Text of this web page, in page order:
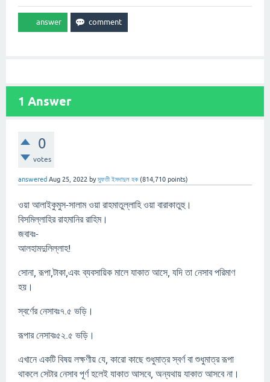
1 Answer
0
votes
answered Aug 25, 2022 byমুফতী ইমদাদুল হক (814,710 points)
ওয়া আলাইকুমুস-সালাম ওয়া রাহমাতুল্লাহি ওয়া বারাকাতুহু।
বিসমিল্লাহির রাহমানির রাহিম।
জবাবঃ-
আলহামদুলিল্লাহ!
সোনা, রূপা,টাকা,এবং ব্যবসায়িক মালে যাকাত আসে, যদি তা নেসাব পরিমাণ
হয়।
স্বর্ণের নেসাবঃ৭.৫ ভড়ি।
রূপার নেসাবঃ৫২.৫ ভড়ি।
এখানে একটি বিষয় লক্ষণীয় যে, কারো কাছে শুধুমাত্র স্বর্ণ বা শুধুমাত্র রূপা
থাকলে সেটার নেসাব পূর্ণ হলেই যাকাত আসবে, অন্যথায় যাকাত আসবে না।